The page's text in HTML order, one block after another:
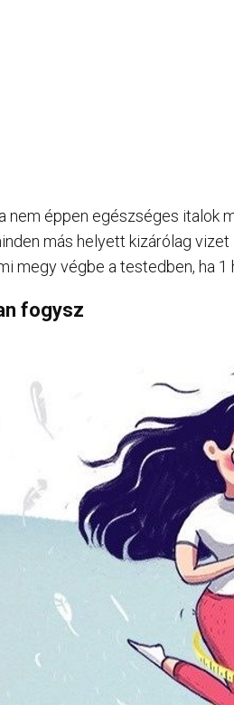
nem éppen egészséges italok
más helyett kizárólag
megy végbe a testedben, ha
fogysz